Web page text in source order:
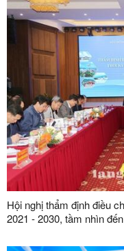
Hội nghị thẩm định điều
2021 - 2030, tầm nhìn